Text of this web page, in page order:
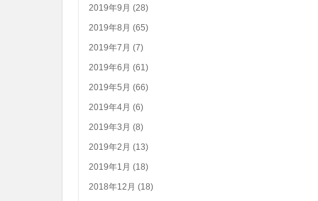
2019年9月 (28)
2019年8月 (65)
2019年7月 (7)
2019年6月 (61)
2019年5月 (66)
2019年4月 (6)
2019年3月 (8)
2019年2月 (13)
2019年1月 (18)
2018年12月 (18)